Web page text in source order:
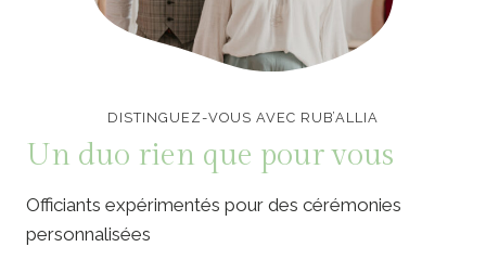
DISTINGUEZ-VOUS AVEC RUB’ALLIA
Un duo rien que pour vous
Officiants expérimentés pour des cérémonies
personnalisées